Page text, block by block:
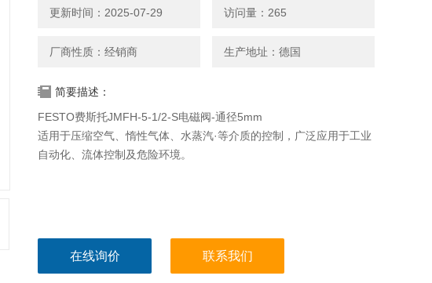
更新时间：2025-07-29 访问量：265
厂商性质：经销商 生产地址：德国
简要描述：
FESTO费斯托JMFH-5-1/2-S电磁阀-通径5mm
适用于压缩空气、惰性气体、水蒸汽·等介质的控制，广泛应用于工业
自动化、流体控制及危险环境。
在线询价 联系我们